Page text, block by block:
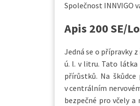
Společnost INNVIGO
Apis 200 SE/
Jedná se o přípravky
ú. l. v litru. Tato látka
přírůstků. Na
v centrálním
bezpečné pro včely